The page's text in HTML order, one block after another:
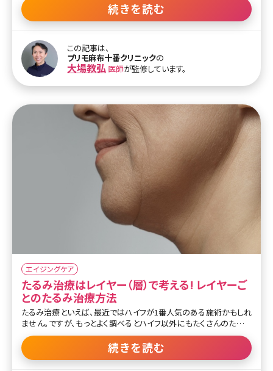
す。熱エネルギーを与えることによりコラーゲンやエラスチンを増生
するため長期的に効果を持続させ、術直後から2～3カ月後に最も効
数あるHIFU治療器のなかでも痛みが軽減されている機器で、痛みに
弱い方でも安心して施術を受けることができます。
また顎下周辺の治療に特化したヘッドの「リニア」は、脂肪溶解を目
的として約58度の熱エネルギーを脂肪部分に照射して溶解させま
射により、照射時間が通常の2倍速となるので施術時間が短く済み、
痛みも緩和されます。
続きを読む
この記事は、
プリモ麻布十番クリニックの
大場教弘 医師が監修しています。
エイジングケア
たるみ治療はレイヤー（層）で考える! レイヤーご
とのたるみ治療方法
たるみ治療といえば、最近ではハイフが1番人気のある施術かもしれ
ません。ですが、もっとよく調べるとハイフ以外にもたくさんのたるみ
治療があることに気がつくと思います。超音波、RF、ヒアルロン
酸……一体自分的にはどれがたるみに効果のある治療なのか、調
べても一般の方が理解するのはとても難しいと思います。 多くの治療
続きを読む